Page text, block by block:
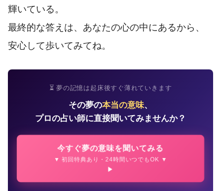
輝いている。
最終的な答えは、あなたの心の中にあるから、
安心して歩いてみてね。
⏳ 夢の記憶は起床後すぐ薄れていきます
その夢の本当の意味、
プロの占い師に直接聞いてみませんか？
今すぐ夢の意味を聞いてみる
▼ 初回特典あり・24時間いつでもOK ▼